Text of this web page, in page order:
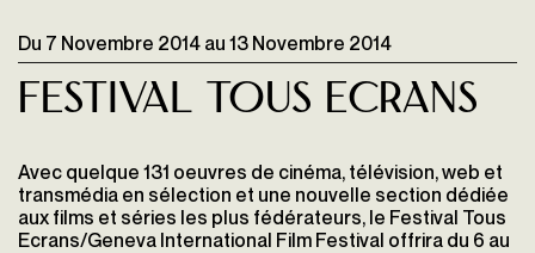
Du 7 Novembre 2014 au 13 Novembre 2014
Festival Tous Ecrans
Avec quelque 131 oeuvres de cinéma, télévision, web et
transmédia en sélection et une nouvelle section dédiée
aux films et séries les plus fédérateurs, le Festival Tous
Ecrans/Geneva International Film Festival offrira du 6 au